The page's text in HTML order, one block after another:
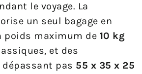
le voyage. La
un seul bagage en
poids maximum de 10 kg
et des
pas 55 x 35 x 25